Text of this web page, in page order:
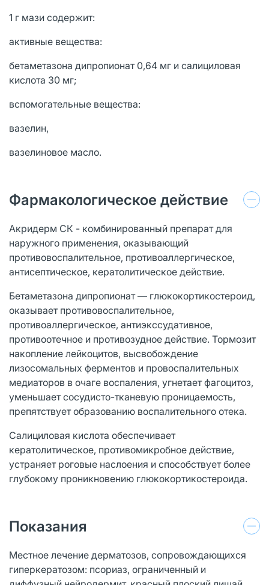
1 г мази содержит:
активные вещества:
бетаметазона дипропионат 0,64 мг и салициловая
кислота 30 мг;
вспомогательные вещества:
вазелин,
вазелиновое масло.
Фармакологическое действие
Акридерм СК - комбинированный препарат для
наружного применения, оказывающий
противовоспалительное, противоаллергическое,
антисептическое, кератолитическое действие.
Бетаметазона дипропионат — глюкокортикостероид,
оказывает противовоспалительное,
противоаллергическое, антиэкссудативное,
противоотечное и противозудное действие. Тормозит
накопление лейкоцитов, высвобождение
лизосомальных ферментов и провоспалительных
медиаторов в очаге воспаления, угнетает фагоцитоз,
уменьшает сосудисто-тканевую проницаемость,
препятствует образованию воспалительного отека.
Салициловая кислота обеспечивает
кератолитическое, противомикробное действие,
устраняет роговые наслоения и способствует более
глубокому проникновению глюкокортикостероида.
Показания
Местное лечение дерматозов, сопровождающихся
гиперкератозом: псориаз, ограниченный и